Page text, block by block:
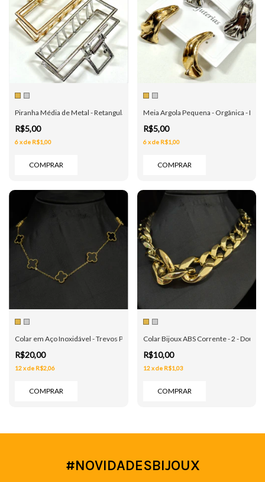
Piranha Média de Metal - Retangular - Dourada e Prata
R$5,00
6xde R$1,00
COMPRAR
Meia Argola Pequena - Orgânica -
R$5,00
6 xde R$1,00
COMPRAR
Colar em Aço Inoxidável - Trevos Pretos - Dourado e Prata
R$20,00
12xde R$2,06
COMPRAR
Colar Bijoux ABS Corrente - 2 -
R$10,00
12 xde R$1,03
COMPRAR
#NOVIDADESBIJOUX